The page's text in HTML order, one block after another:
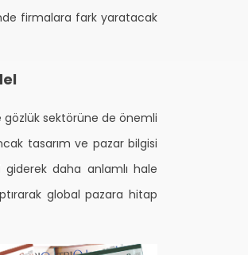
firmalara fark yaratacak
gözlük sektörüne de önemli
tasarım ve pazar bilgisi
giderek daha anlamlı hale
global pazara hitap